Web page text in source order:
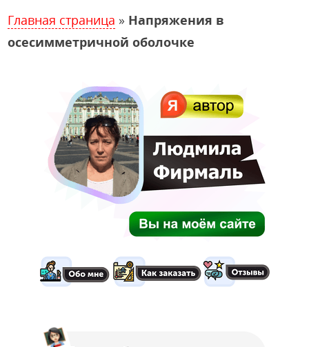
Главная страница » Напряжения в
осесимметричной оболочке